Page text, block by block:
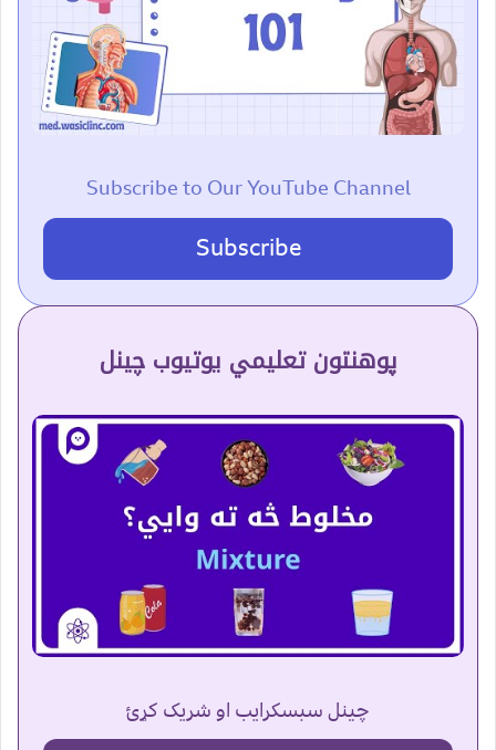
Subscribe to Our YouTube Channel
Subscribe
پوهنتون تعلیمي یوتیوب چینل
چینل سبسکرایب او شریک کړئ